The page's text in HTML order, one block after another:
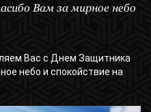
Вам за мирное небо
Вас с Днем Защитника
небо и спокойствие на